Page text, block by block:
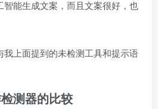
智能生成文案，而且文案很好，也
我上面提到的未检测工具和提示语
测器的比较